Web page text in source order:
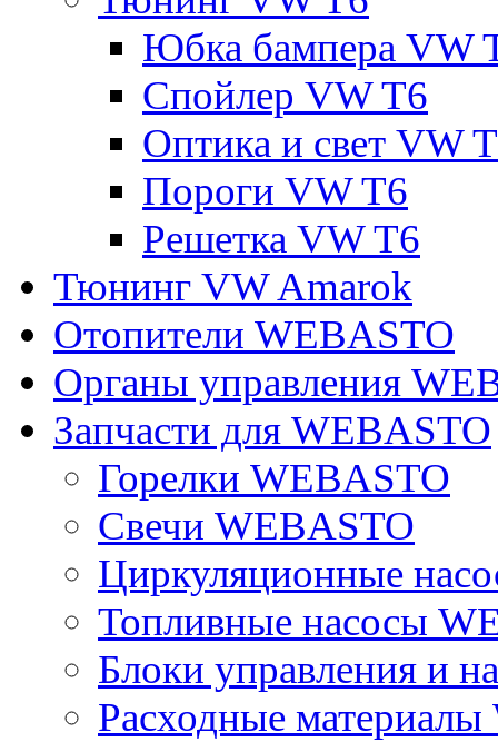
Юбка бампера VW
Спойлер VW T6
Оптика и свет VW
Пороги VW T6
Решетка VW T6
Тюнинг VW Amarok
Отопители WEBASTO
Органы управления
Запчасти для WEBASTO
Горелки WEBASTO
Свечи WEBASTO
Циркуляционные
Топливные насосы
Блоки управления и
Расходные